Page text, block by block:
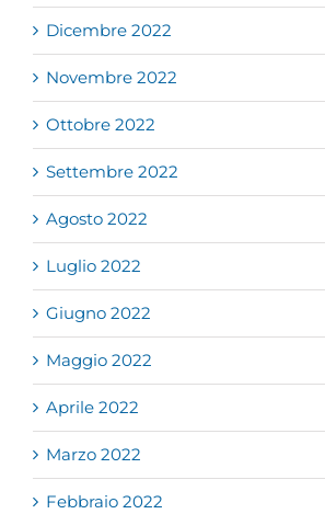
Dicembre 2022
Novembre 2022
Ottobre 2022
Settembre 2022
Agosto 2022
Luglio 2022
Giugno 2022
Maggio 2022
Aprile 2022
Marzo 2022
Febbraio 2022